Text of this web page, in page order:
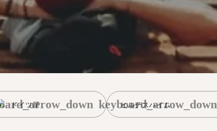
ドイツ語 ヒルデスハイム
keyboard_arrow_down